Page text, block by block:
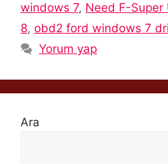
windows 7, Need F-Super
8, obd2 ford windows 7
Yorum yap
Ara